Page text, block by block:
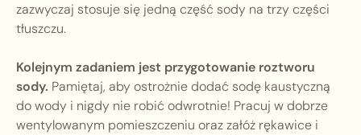
zazwyczaj stosuje się jedną część sody na trzy części
tłuszczu.
Kolejnym zadaniem jest przygotowanie roztworu
sody. Pamiętaj, aby ostrożnie dodać sodę kaustyczną
do wody i nigdy nie robić odwrotnie! Pracuj w dobrze
wentylowanym pomieszczeniu oraz załóż rękawice i